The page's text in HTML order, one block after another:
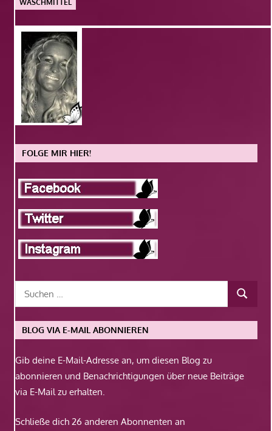
WASCHMITTEL
FOLGE MIR HIER!
BLOG VIA E-MAIL ABONNIEREN
Gib deine E-Mail-Adresse an, um diesen Blog zu
abonnieren und Benachrichtigungen über neue Beiträge
via E-Mail zu erhalten.
Schließe dich 26 anderen Abonnenten an